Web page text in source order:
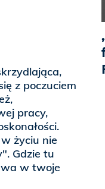
z poczuciem
pracy,
życiu nie
Gdzie tu
w twoje